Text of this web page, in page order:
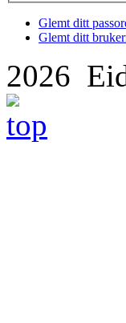
Glemt ditt
Glemt ditt
2026